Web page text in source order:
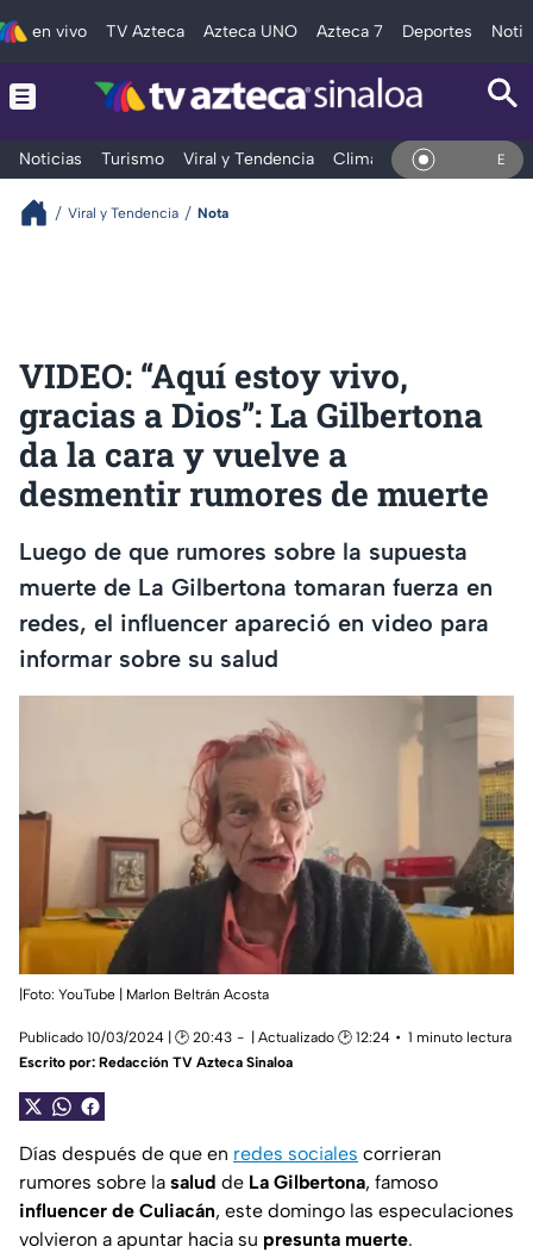
en vivo TV Azteca Azteca UNO Azteca 7 Deportes
Noticias Turismo Viral y Tendencia Clima Deportes En
Viral y Tendencia Nota
VIDEO: “Aquí estoy vivo,
gracias a Dios”: La Gilbertona
da la cara y vuelve a
desmentir rumores de muerte
Luego de que rumores sobre la supuesta
muerte de La Gilbertona tomaran fuerza en
redes, el influencer apareció en video para
informar sobre su salud
|Foto: YouTube | Marlon Beltrán Acosta
Publicado 10/03/2024 | 🕑 20:43 | Actualizado 🕑 12:24
1 minuto lectura
Escrito por: Redacción TV Azteca Sinaloa
Días después de que en redes sociales corrieran
rumores sobre la salud de La Gilbertona, famoso
influencer de Culiacán, este domingo las especulaciones
volvieron a apuntar hacia su presunta muerte.